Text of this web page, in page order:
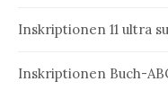
Inskriptionen 11 ultra
Inskriptionen Buch-